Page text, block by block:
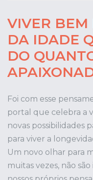
VIVER BEM
DA IDADE
DO
Foi com esse
portal que celebra a
novas possibilidades
para viver a
Um novo olhar para
muitas vezes, não